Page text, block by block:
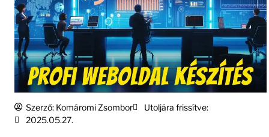
Szerző: Komáromi Zsombor
Utoljára frissítve:
2025.05.27.